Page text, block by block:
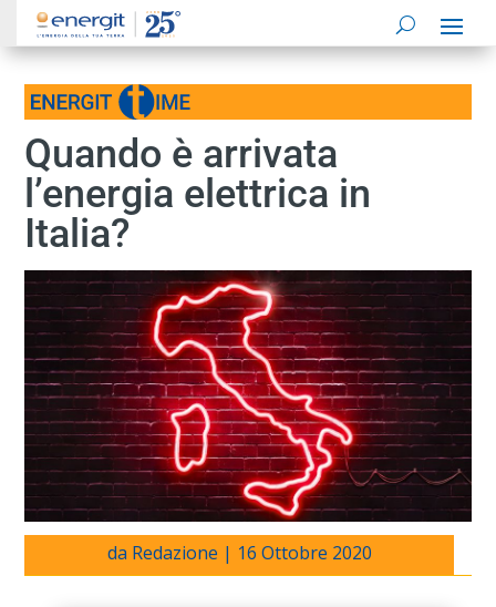
Quando è arrivata
l’energia elettrica in
Italia?
da Redazione | 16 Ottobre 2020